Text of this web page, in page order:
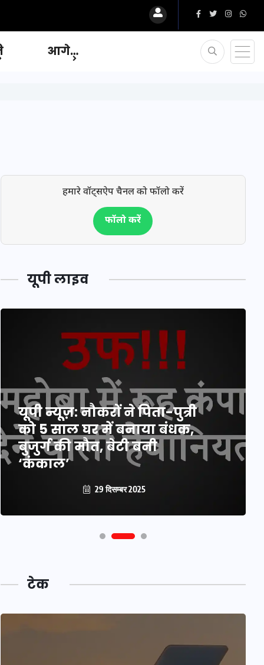
आगे…
हमारे वॉट्सऐप चैनल को फॉलो करें
फॉलो करें
यूपी लाइव
यूपी न्यूज़: नौकरों ने पिता-पुत्री
को 5 साल घर में बनाया बंधक,
बुजुर्ग की मौत, बेटी बनी
‘कंकाल’
29 दिसम्बर 2025
टेक